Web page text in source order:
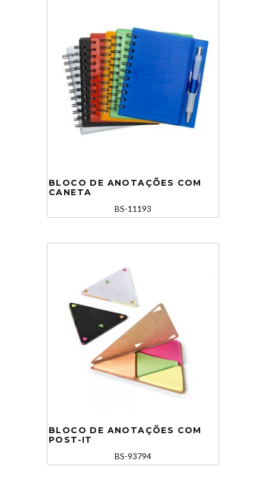
BLOCO DE ANOTAÇÕES COM
CANETA
BS-11193
BLOCO DE ANOTAÇÕES COM
POST-IT
BS-93794